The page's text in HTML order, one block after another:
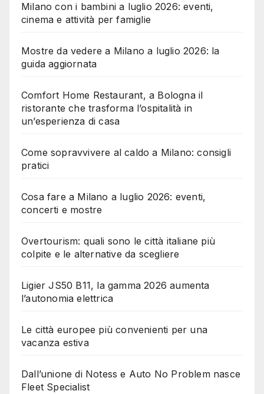
Milano con i bambini a luglio 2026: eventi,
cinema e attività per famiglie
Mostre da vedere a Milano a luglio 2026: la
guida aggiornata
Comfort Home Restaurant, a Bologna il
ristorante che trasforma l’ospitalità in
un’esperienza di casa
Come sopravvivere al caldo a Milano: consigli
pratici
Cosa fare a Milano a luglio 2026: eventi,
concerti e mostre
Overtourism: quali sono le città italiane più
colpite e le alternative da scegliere
Ligier JS50 B11, la gamma 2026 aumenta
l’autonomia elettrica
Le città europee più convenienti per una
vacanza estiva
Dall’unione di Notess e Auto No Problem nasce
Fleet Specialist